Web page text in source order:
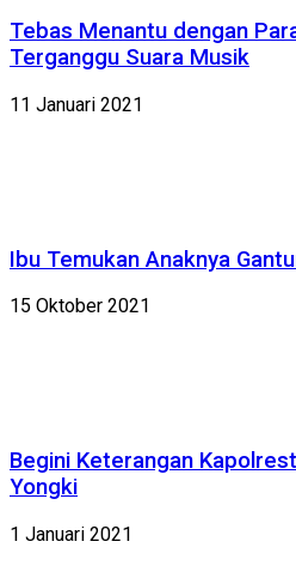
Tebas Menantu dengan
Terganggu Suara Musik
11 Januari 2021
Ibu Temukan Anaknya
15 Oktober 2021
Begini Keterangan
Yongki
1 Januari 2021